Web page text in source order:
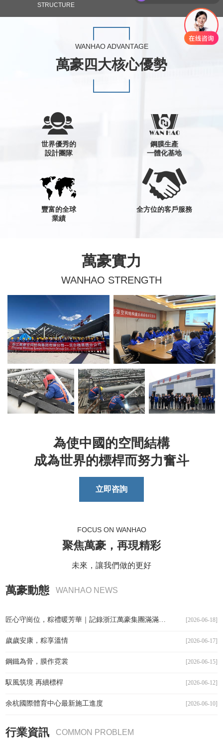
STRUCTURE
WANHAO ADVANTAGE
萬豪四大核心優勢
世界優秀的
設計團隊
鋼膜生產
一體化基地
豐富的全球
業績
全方位的客戶服務
萬豪實力
WANHAO STRENGTH
為使中國的空間結構
成為世界的標桿而努力奮斗
立即咨詢
FOCUS ON WANHAO
聚焦萬豪，再現精彩
未來，讓我們做的更好
萬豪動態 WANHAO NEWS
匠心守崗位，粽禮暖芳華｜記錄浙江萬豪集團滿滿的端午儀式感 [2026-06-18]
歲歲安康，粽享溫情 [2026-06-17]
鋼鐵為骨，膜作霓裳 [2026-06-15]
馭風筑境 再續標桿 [2026-06-12]
余杭國際體育中心最新施工進度 [2026-06-10]
行業資訊 COMMON PROBLEM